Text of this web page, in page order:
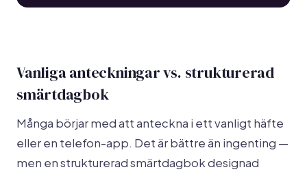
Vanliga anteckningar vs. strukturerad
smärtdagbok
Många börjar med att anteckna i ett vanligt häfte
eller en telefon-app. Det är bättre än ingenting —
men en strukturerad smärtdagbok designad